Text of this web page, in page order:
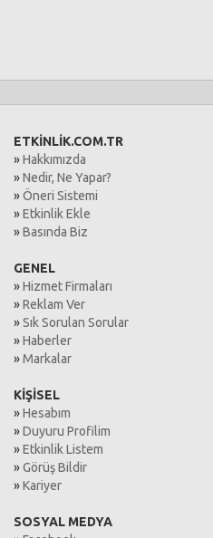
ETKİNLİK.COM.TR
»Hakkımızda
»Nedir, Ne Yapar?
»Öneri Sistemi
»Etkinlik Ekle
»Basında Biz
GENEL
»Hizmet Firmaları
»Reklam Ver
»Sık Sorulan Sorular
»Haberler
»Markalar
KİŞİSEL
»Hesabım
»Duyuru Profilim
»Etkinlik Listem
»Görüş Bildir
»Kariyer
SOSYAL MEDYA